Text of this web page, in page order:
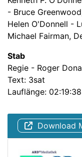
- Bruce
Helen O'Donnell -
Michael Fairman,
Stab
Regie - Roger
Text: 3sat
Lauflänge: 02:19:38
Download